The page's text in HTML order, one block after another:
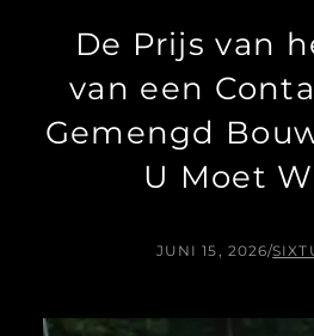
De Prijs van
van een
Gemengd
U Moet
JUNI 15, 2026/